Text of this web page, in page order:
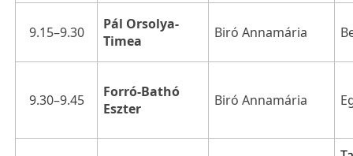
9.15–9.30
Pál Orsolya-
Timea
Biró Annamária
9.30–9.45
Forró-Bathó
Eszter
Biró Annamária